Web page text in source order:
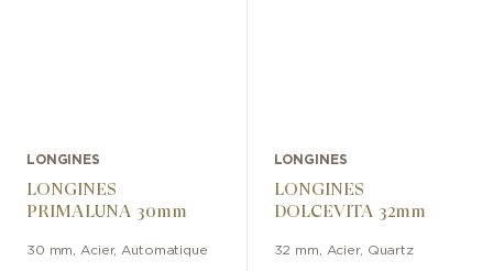
LONGINES
LONGINES
PRIMALUNA 30mm
30 mm Acier, Automatique
LONGINES
LONGINES
DOLCEVITA 32mm
32 mm Acier, Quartz